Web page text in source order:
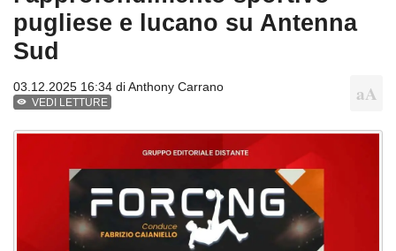
pugliese e lucano su Antenna
Sud
03.12.2025 16:34 diAnthony Carrano
VEDI LETTURE